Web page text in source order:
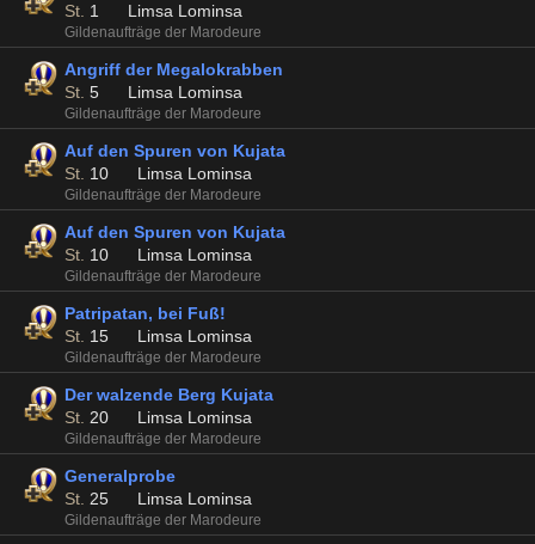
St. 1 Limsa Lominsa
Gildenaufträge der Marodeure
Angriff der Megalokrabben
St. 5 Limsa Lominsa
Gildenaufträge der Marodeure
Auf den Spuren von Kujata
St. 10 Limsa Lominsa
Gildenaufträge der Marodeure
Auf den Spuren von Kujata
St. 10 Limsa Lominsa
Gildenaufträge der Marodeure
Patripatan, bei Fuß!
St. 15 Limsa Lominsa
Gildenaufträge der Marodeure
Der walzende Berg Kujata
St. 20 Limsa Lominsa
Gildenaufträge der Marodeure
Generalprobe
St. 25 Limsa Lominsa
Gildenaufträge der Marodeure